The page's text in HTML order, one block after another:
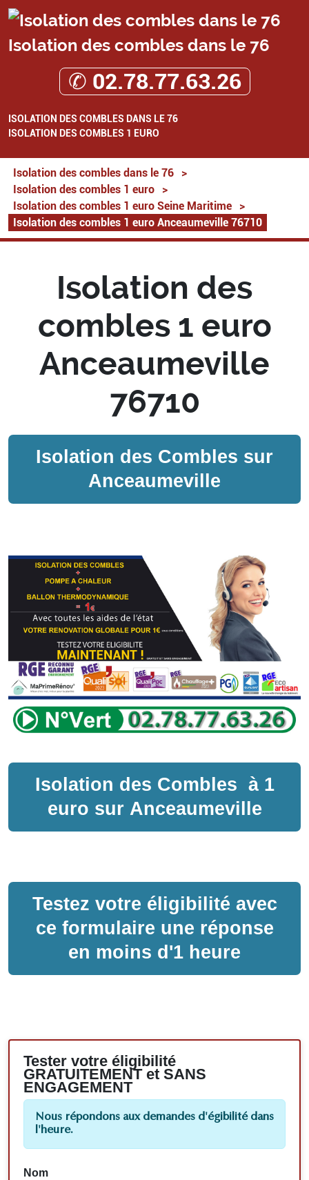
Isolation des combles dans le 76
✆ 02.78.77.63.26
ISOLATION DES COMBLES DANS LE 76
ISOLATION DES COMBLES 1 EURO
Isolation des combles dans le 76
>
Isolation des combles 1 euro
>
Isolation des combles 1 euro Seine Maritime
>
Isolation des combles 1 euro Anceaumeville 76710
Isolation des
combles 1 euro
Anceaumeville
76710
Isolation des Combles sur
Anceaumeville
Isolation des Combles à 1
euro sur Anceaumeville
Testez votre éligibilité avec
ce formulaire une réponse
en moins d'1 heure
Tester votre éligibilité
GRATUITEMENT et SANS
ENGAGEMENT
Nous répondons aux demandes d'égibilité dans
l'heure.
Nom